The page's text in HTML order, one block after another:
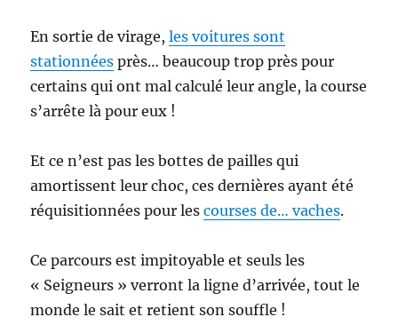
En sortie de virage,les voitures sont
stationnées près… beaucoup trop près pour
certains qui ont mal calculé leur angle, la course
s’arrête là pour eux !
Et ce n’est pas les bottes de pailles qui
amortissent leur choc, ces dernières ayant été
réquisitionnées pour lescourses de… vaches.
Ce parcours est impitoyable et seuls les
« Seigneurs » verront la ligne d’arrivée, tout le
monde le sait et retient son souffle !